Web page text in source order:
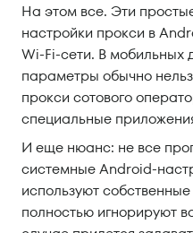
На этом все. Эти
настройки прокси в
Wi-Fi-сети. В мобильных
параметры обычно
прокси сотового
специальные
И еще нюанс: не все
системные Android-
используют
полностью игнорируют